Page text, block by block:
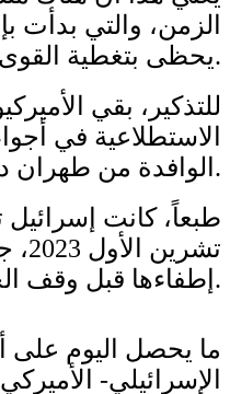
يحظى بتغطية القوى الدولية كلها، بما في ذلك روسيا والصين.
الاستطلاعية في
الوافدة من طهران داخل الأراضي السورية.
إطفاءها قبل وقف الحرب على غزة، على رغم من الجهود الأميركية الحثيثة في هذا الاتجاه. وانتهت الحرب إلى ما انتهت عليه.
ما يحصل اليوم على